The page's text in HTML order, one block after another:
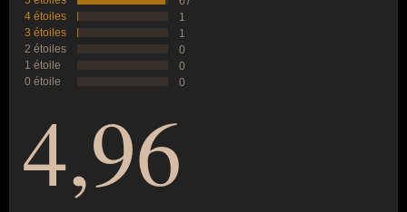
4 étoiles
1
3 étoiles
1
2 étoiles
0
1 étoile
0
0 étoile
0
4,96